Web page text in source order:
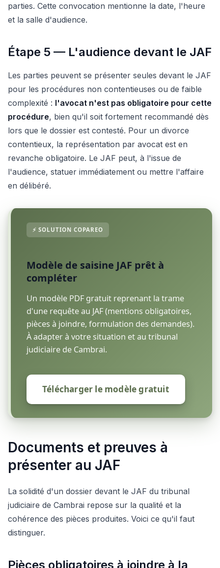
parties. Cette convocation mentionne la date, l'heure
et la salle d'audience.
Étape 5 — L'audience devant le JAF
Les parties peuvent se présenter seules devant le JAF
pour les procédures non contentieuses ou de faible
complexité : l'avocat n'est pas obligatoire pour cette
procédure, bien qu'il soit fortement recommandé dès
lors que le dossier est contesté. Pour un divorce
contentieux, la représentation par avocat est en
revanche obligatoire. Le JAF peut, à l'issue de
l'audience, statuer immédiatement ou mettre l'affaire
en délibéré.
Modèle de saisine JAF prêt à
compléter
Un modèle PDF gratuit reprenant la trame
d'une requête au JAF (mentions obligatoires,
pièces à joindre, formulation des demandes).
À adapter à votre situation et au tribunal
judiciaire de Cambrai.
Télécharger le modèle gratuit
Documents et preuves à
présenter au JAF
La solidité d'un dossier devant le JAF du tribunal
judiciaire de Cambrai repose sur la qualité et la
cohérence des pièces produites. Voici ce qu'il faut
distinguer.
Pièces obligatoires à joindre à la